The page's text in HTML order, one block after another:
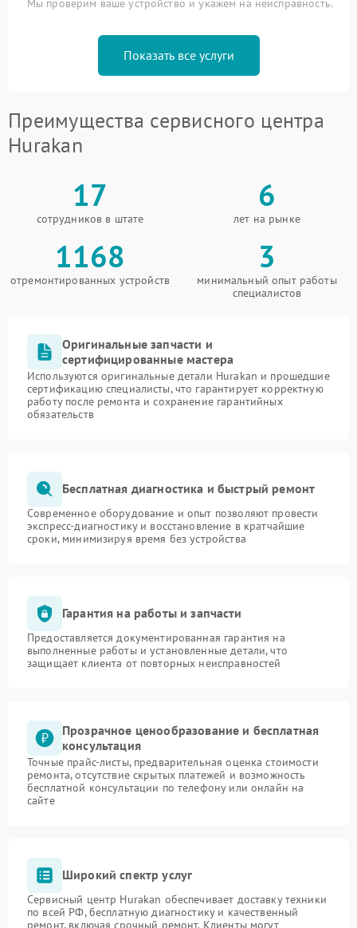
Мы проверим ваше устройство и укажем на неисправность.
Показать все услуги
Преимущества сервисного центра
Hurakan
17
сотрудников в штате
6
лет на рынке
1168
отремонтированных устройств
3
минимальный опыт работы
специалистов
Оригинальные запчасти и
сертифицированные мастера
Используются оригинальные детали Hurakan и прошедшие
сертификацию специалисты, что гарантирует корректную
работу после ремонта и сохранение гарантийных
обязательств
Бесплатная диагностика и быстрый ремонт
Современное оборудование и опыт позволяют провести
экспресс-диагностику и восстановление в кратчайшие
сроки, минимизируя время без устройства
Гарантия на работы и запчасти
Предоставляется документированная гарантия на
выполненные работы и установленные детали, что
защищает клиента от повторных неисправностей
Прозрачное ценообразование и бесплатная
консультация
Точные прайс-листы, предварительная оценка стоимости
ремонта, отсутствие скрытых платежей и возможность
бесплатной консультации по телефону или онлайн на
сайте
Широкий спектр услуг
Сервисный центр Hurakan обеспечивает доставку техники
по всей РФ, бесплатную диагностику и качественный
ремонт, включая срочный ремонт. Клиенты могут